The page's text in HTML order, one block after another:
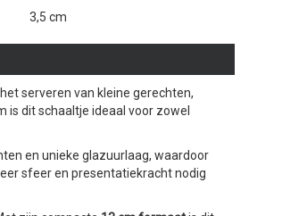
3,5 cm
serveren van kleine gerechten,
is dit schaaltje ideaal voor zowel
en unieke glazuurlaag, waardoor
sfeer en presentatiekracht nodig